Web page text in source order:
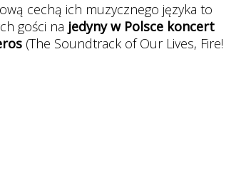
cechą ich muzycznego języka to
gości na jedyny w Polsce koncert
(The Soundtrack of Our Lives, Fire!